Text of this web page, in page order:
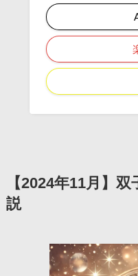
【2024年11月】
説